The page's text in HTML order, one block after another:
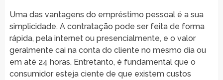
Uma das vantagens do empréstimo pessoal é a sua
simplicidade. A contratação pode ser feita de forma
rápida, pela internet ou presencialmente, e o valor
geralmente cai na conta do cliente no mesmo dia ou
em até 24 horas. Entretanto, é fundamental que o
consumidor esteja ciente de que existem custos